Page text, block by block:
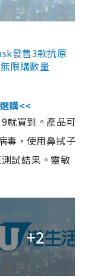
發售3款抗原
限購數量
購<<
就買到。產品可
毒，使用鼻拭子
試結果。靈敏
+2